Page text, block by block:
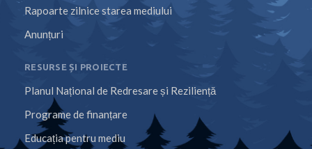
Rapoarte zilnice starea mediului
Anunțuri
RESURSE ȘI PROIECTE
Planul Național de Redresare și Reziliență
Programe de finanțare
Educația pentru mediu